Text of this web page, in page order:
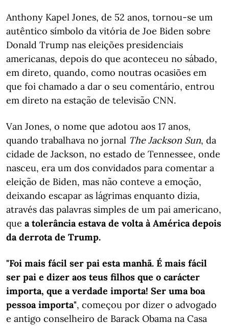
Anthony Kapel Jones, de 52 anos, tornou-se um
autêntico símbolo da vitória de Joe Biden sobre
Donald Trump nas eleições presidenciais
americanas, depois do que aconteceu no sábado,
em direto, quando, como noutras ocasiões em
que foi chamado a dar o seu comentário, entrou
em direto na estação de televisão CNN.
Van Jones, o nome que adotou aos 17 anos,
quando trabalhava no jornal The Jackson Sun, da
cidade de Jackson, no estado de Tennessee, onde
nasceu, era um dos convidados para comentar a
eleição de Biden, mas não conteve a emoção,
deixando escapar as lágrimas enquanto dizia,
através das palavras simples de um pai americano,
que a tolerância estava de volta à América depois
da derrota de Trump.
"Foi mais fácil ser pai esta manhã. É mais fácil
ser pai e dizer aos teus filhos que o carácter
importa, que a verdade importa! Ser uma boa
pessoa importa", começou por dizer o advogado
e antigo conselheiro de Barack Obama na Casa